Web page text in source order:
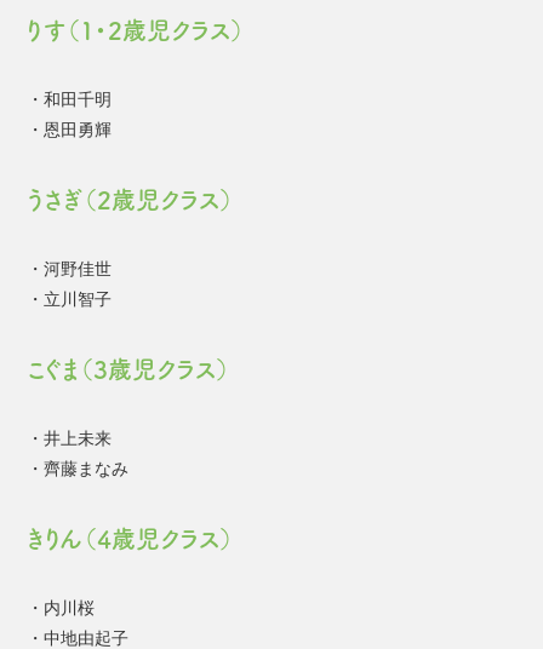
りす（1・2歳児クラス）
・和田千明
・恩田勇輝
うさぎ（2歳児クラス）
・河野佳世
・立川智子
こぐま（3歳児クラス）
・井上未来
・齊藤まなみ
きりん（4歳児クラス）
・内川桜
・中地由起子